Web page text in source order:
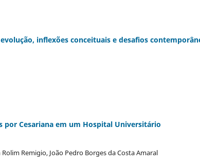
inflexões conceituais e desafios
por Cesariana em um Hospital Universitário
Remigio, João Pedro Borges da Costa Amaral